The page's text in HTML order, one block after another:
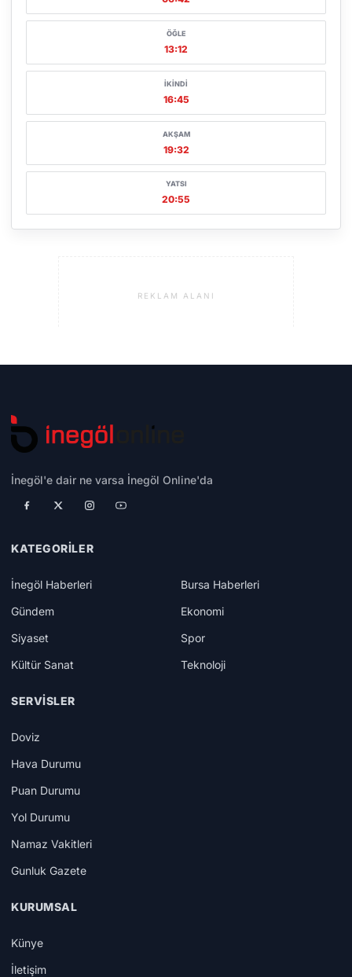
ÖĞLE
13:12
İKINDI
16:45
AKŞAM
19:32
YATSI
20:55
REKLAM ALANI
İnegöl'e dair ne varsa İnegöl Online'da
KATEGORILER
İnegöl Haberleri
Bursa Haberleri
Gündem
Ekonomi
Siyaset
Spor
Kültür Sanat
Teknoloji
SERVISLER
Doviz
Hava Durumu
Puan Durumu
Yol Durumu
Namaz Vakitleri
Gunluk Gazete
KURUMSAL
Künye
İletişim